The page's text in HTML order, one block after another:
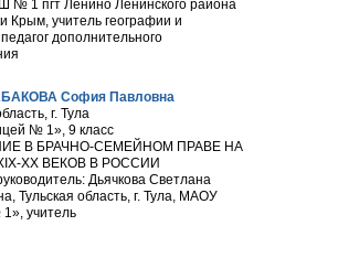
1 пгт Ленино Ленинского района
Крым, учитель географии и
дополнительного
София Павловна
г. Тула
№ 1», 9 класс
В БРАЧНО-СЕМЕЙНОМ ПРАВЕ НА
XX ВЕКОВ В РОССИИ
Дьячкова Светлана
Тульская область, г. Тула, МАОУ
учитель